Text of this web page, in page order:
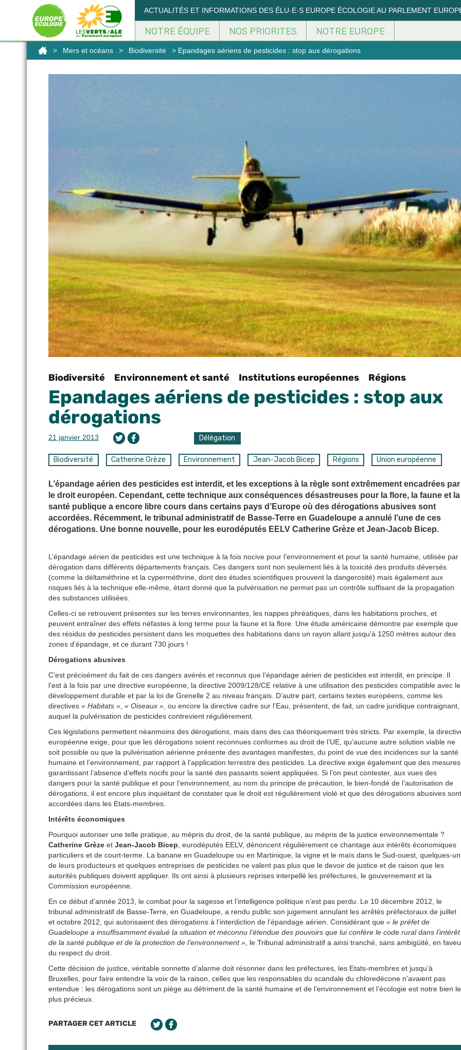
ACTUALITÉS ET INFORMATIONS DES ÉLU·E·S EUROPE ÉCOLOGIE AU PARLEMENT
NOTRE ÉQUIPE NOS PRIORITES NOTRE EUROPE
> Mers et océans > Biodiversité > Epandages aériens de pesticides : stop aux dérogations
Biodiversité Environnement et santé Institutions européennes Régions
Epandages aériens de pesticides : stop aux
dérogations
21 janvier 2013 Délégation
Biodiversité Catherine Grèze Environnement Jean-Jacob Bicep Régions Union européenne
L’épandage aérien des pesticides est interdit, et les exceptions à la règle sont extrêmement encadrées par
le droit européen. Cependant, cette technique aux conséquences désastreuses pour la flore, la faune et la
santé publique a encore libre cours dans certains pays d’Europe où des dérogations abusives sont
accordées. Récemment, le tribunal administratif de Basse-Terre en Guadeloupe a annulé l’une de ces
dérogations. Une bonne nouvelle, pour les eurodéputés EELV Catherine Grèze et Jean-Jacob Bicep.
L’épandage aérien de pesticides est une technique à la fois nocive pour l’environnement et pour la santé humaine, utilisée par
dérogation dans différents départements français. Ces dangers sont non seulement liés à la toxicité des produits déversés
(comme la déltaméthrine et la cyperméthrine, dont des études scientifiques prouvent la dangerosité) mais également aux
risques liés à la technique elle-même, étant donné que la pulvérisation ne permet pas un contrôle suffisant de la propagation
des substances utilisées.
Celles-ci se retrouvent présentes sur les terres environnantes, les nappes phréatiques, dans les habitations proches, et
peuvent entraîner des effets néfastes à long terme pour la faune et la flore. Une étude américaine démontre par exemple que
des résidus de pesticides persistent dans les moquettes des habitations dans un rayon allant jusqu’à 1250 mètres autour des
zones d’épandage, et ce durant 730 jours !
Dérogations abusives
C’est précisément du fait de ces dangers avérés et reconnus que l’épandage aérien de pesticides est interdit, en principe. Il
l’est à la fois par une directive européenne, la directive 2009/128/CE relative à une utilisation des pesticides compatible avec le
développement durable et par la loi de Grenelle 2 au niveau français. D’autre part, certains textes européens, comme les
directives « Habitats » « Oiseaux » , ou encore la directive cadre sur l’Eau, présentent, de fait, un cadre juridique contraignant,
auquel la pulvérisation de pesticides contrevient régulièrement.
Ces législations permettent néanmoins des dérogations, mais dans des cas théoriquement très stricts. Par exemple, la
européenne exige, pour que les dérogations soient reconnues conformes au droit de l’UE, qu’aucune autre solution viable ne
soit possible ou que la pulvérisation aérienne présente des avantages manifestes, du point de vue des incidences sur la santé
humaine et l’environnement, par rapport à l’application terrestre des pesticides. La directive exige également que des mesures
garantissant l’absence d’effets nocifs pour la santé des passants soient appliquées. Si l’on peut contester, aux vues des
dangers pour la santé publique et pour l’environnement, au nom du principe de précaution, le bien-fondé de l’autorisation de
dérogations, il est encore plus inquiétant de constater que le droit est régulièrement violé et que des dérogations abusives sont
accordées dans les Etats-membres.
Intérêts économiques
Pourquoi autoriser une telle pratique, au mépris du droit, de la santé publique, au mépris de la justice environnementale ?
Catherine Grèze et Jean-Jacob Bicep , eurodéputés EELV, dénoncent régulièrement ce chantage aux intérêts économiques
particuliers et de court-terme. La banane en Guadeloupe ou en Martinique, la vigne et le maïs dans le Sud-ouest, quelques-
de leurs producteurs et quelques entreprises de pesticides ne valent pas plus que le devoir de justice et de raison que les
autorités publiques doivent appliquer. Ils ont ainsi à plusieurs reprises interpellé les préfectures, le gouvernement et la
Commission européenne.
En ce début d’année 2013, le combat pour la sagesse et l’intelligence politique n’est pas perdu. Le 10 décembre 2012, le
tribunal administratif de Basse-Terre, en Guadeloupe, a rendu public son jugement annulant les arrêtés préfectoraux de juillet
et octobre 2012, qui autorisaient des dérogations à l’interdiction de l’épandage aérien. Considérant que « le préfet de
Guadeloupe a insuffisamment évalué la situation et méconnu l’étendue des pouvoirs que lui confère le code rural dans l’intérêt
de la santé publique et de la protection de l’environnement » , le Tribunal administratif a ainsi tranché, sans ambigüité, en
du respect du droit.
Cette décision de justice, véritable sonnette d’alarme doit résonner dans les préfectures, les Etats-membres et jusqu’à
Bruxelles, pour faire entendre la voix de la raison, celles que les responsables du scandale du chloredécone n’avaient pas
entendue : les dérogations sont un piège au détriment de la santé humaine et de l’environnement et l’écologie est notre bien le
plus précieux.
PARTAGER CET ARTICLE
Panneau de gestion des cookies